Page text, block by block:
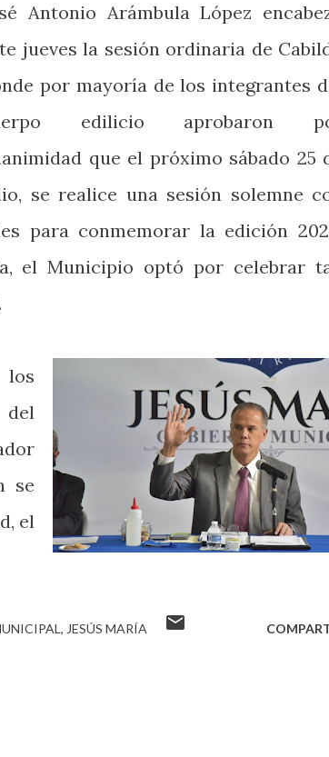
Antonio Arámbula López
jueves la sesión ordinaria de
por mayoría de los integrantes
edilicio aprobaron
que el próximo sábado 25
se realice una sesión solemne
para conmemorar la edición
el Municipio optó por celebrar
del
se
el
JESÚS MARÍA